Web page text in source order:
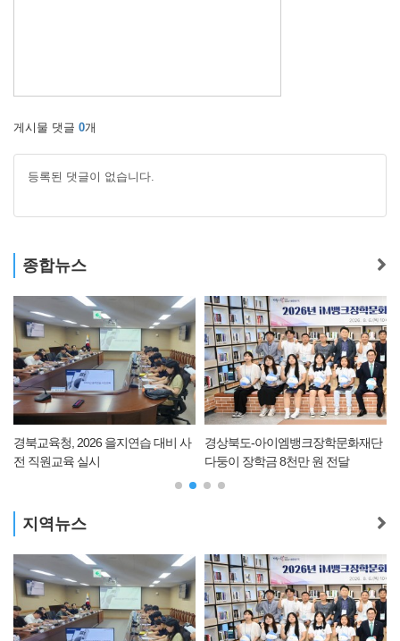
게시물 댓글 0개
등록된 댓글이 없습니다.
종합뉴스
경북교육청, 2026 을지연습 대비 사
전 직원교육 실시
경상북도-아이엠뱅크장학문화재단
다둥이 장학금 8천만 원 전달
지역뉴스